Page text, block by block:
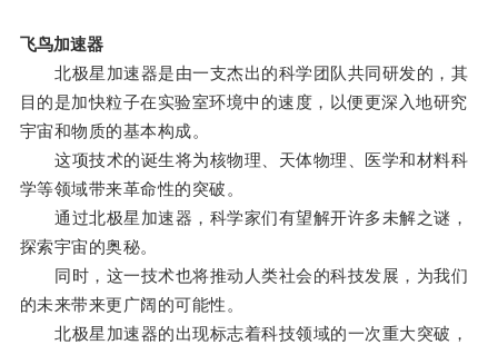
飞鸟加速器
北极星加速器是由一支杰出的科学团队共同研发的，其
目的是加快粒子在实验室环境中的速度，以便更深入地研究
宇宙和物质的基本构成。
这项技术的诞生将为核物理、天体物理、医学和材料科
学等领域带来革命性的突破。
通过北极星加速器，科学家们有望解开许多未解之谜，
探索宇宙的奥秘。
同时，这一技术也将推动人类社会的科技发展，为我们
的未来带来更广阔的可能性。
北极星加速器的出现标志着科技领域的一次重大突破，